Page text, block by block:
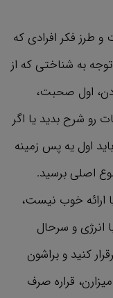
طرز فکر افرادی که
به شناختی که از
اول صحبت،
رو شرح بدید یا اگر
اول یه پس زمینه
اصلی برسید.
ارائه خوب نیست،
انرژی و سرحال
کنید و براشون
قراره صرف